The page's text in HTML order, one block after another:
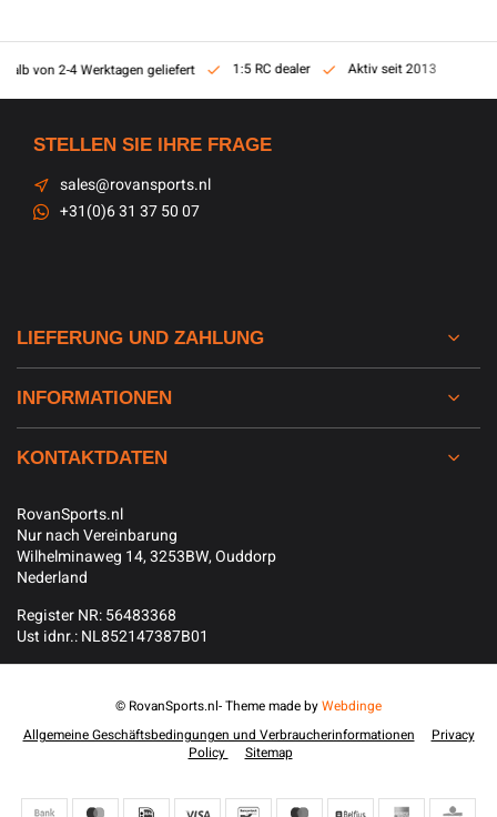
von 2-4 Werktagen geliefert 1:5 RC dealer Aktiv seit 2013
STELLEN SIE IHRE FRAGE
sales@rovansports.nl
+31(0)6 31 37 50 07
LIEFERUNG UND ZAHLUNG
INFORMATIONEN
KONTAKTDATEN
RovanSports.nl
Nur nach Vereinbarung
Wilhelminaweg 14, 3253BW, Ouddorp
Nederland
Register NR: 56483368
Ust idnr.: NL852147387B01
Allgemeine Geschäftsbedingungen und Verbraucherinformationen
Privacy
Policy
Sitemap
© RovanSports.nl- Theme made byWebdinge